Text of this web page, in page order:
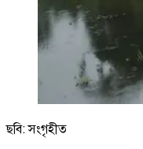
ছবি: সংগৃহীত